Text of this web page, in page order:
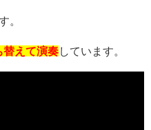
。
替えて演奏しています。